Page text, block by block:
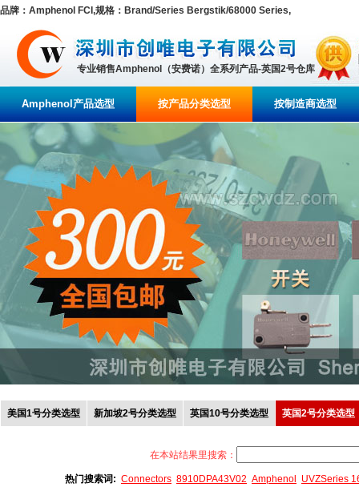
品牌：Amphenol FCI,规格：Brand/Series Bergstik/68000 Series,
专业销售Amphenol（安费诺）全系列产品-英国2号仓库
Amphenol产品选型 按产品分类选型 按制造商选型
美国1号分类选型 新加坡2号分类选型 英国10号分类选型 英国2号分类选型
在本站结果里搜索：
热门搜索词: Connectors 8910DPA43V02 Amphenol UVZSeries